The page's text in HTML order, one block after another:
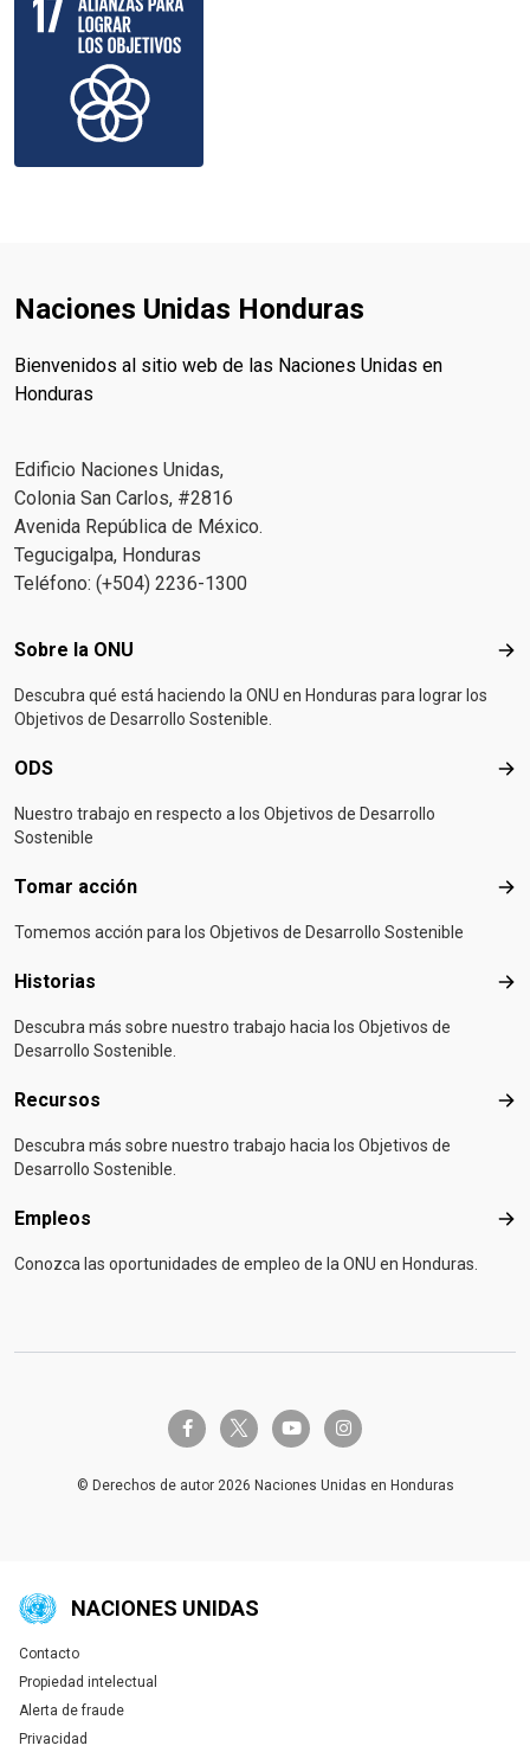
Naciones Unidas Honduras
Bienvenidos al sitio web de las Naciones Unidas en
Honduras
Edificio Naciones Unidas,
Colonia San Carlos, #2816
Avenida República de México.
Tegucigalpa, Honduras
Teléfono: (+504) 2236-1300
Footer menu
Sobre la ONU
Descubra qué está haciendo la ONU en Honduras para lograr los
Objetivos de Desarrollo Sostenible.
ODS
Nuestro trabajo en respecto a los Objetivos de Desarrollo
Sostenible
Tomar acción
Tomemos acción para los Objetivos de Desarrollo Sostenible
Historias
Descubra más sobre nuestro trabajo hacia los Objetivos de
Desarrollo Sostenible.
Recursos
Descubra más sobre nuestro trabajo hacia los Objetivos de
Desarrollo Sostenible.
Empleos
Conozca las oportunidades de empleo de la ONU en Honduras.
facebook-ftwitter-x youtube instagram
© Derechos de autor 2026 Naciones Unidas en Honduras
NACIONES UNIDAS
Global U.N. menu
Contacto
Propiedad intelectual
Alerta de fraude
Privacidad